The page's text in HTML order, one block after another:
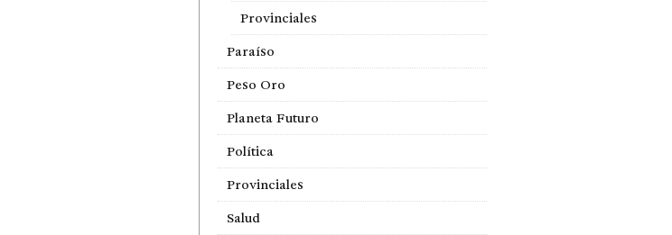
Provinciales
Paraíso
Peso Oro
Planeta Futuro
Política
Provinciales
Salud